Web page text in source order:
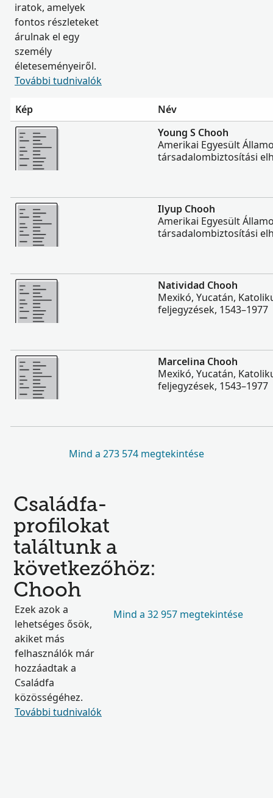
iratok, amelyek
fontos részleteket
árulnak el egy
személy
életeseményeiről.
További tudnivalók
Kép
Név
Több
Young S Chooh
Amerikai Egyesült
társadalombiztosítási
Több
Ilyup Chooh
Amerikai Egyesült
társadalombiztosítási
Több
Natividad Chooh
Mexikó, Yucatán,
feljegyzések, 1543–1977
Több
Marcelina Chooh
Mexikó, Yucatán,
feljegyzések, 1543–1977
Mind a 273 574 megtekintése
Családfa-
profilokat
találtunk a
következőhöz:
Chooh
Ezek azok a
lehetséges ősök,
akiket más
felhasználók már
hozzáadtak a
Családfa
közösségéhez.
További tudnivalók
Mind a 32 957 megtekintése